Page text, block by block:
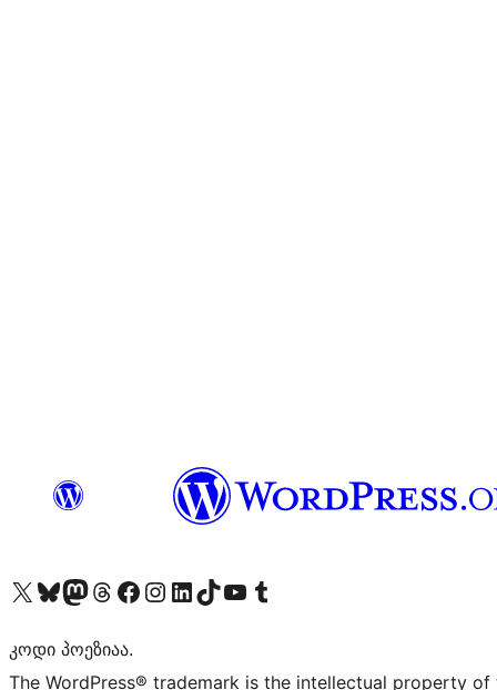
Visit our X (formerly Twitter) account
Visit our Bluesky account
Visit our Mastodon account
Visit our Threads account
Visit our Facebook page
Visit our Instagram account
Visit our LinkedIn account
Visit our TikTok account
Visit our YouTube channel
Visit our Tumblr account
კოდი პოეზიაა.
The WordPress® trademark is the intellectual property of